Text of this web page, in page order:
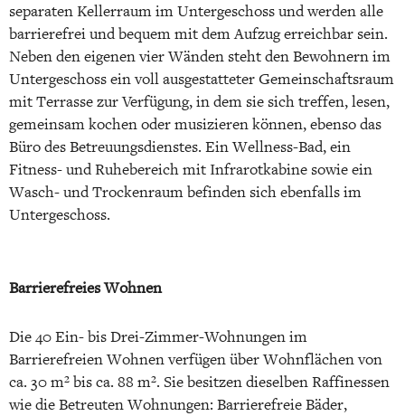
separaten Kellerraum im Untergeschoss und werden alle
barrierefrei und bequem mit dem Aufzug erreichbar sein.
Neben den eigenen vier Wänden steht den Bewohnern im
Untergeschoss ein voll ausgestatteter Gemeinschaftsraum
mit Terrasse zur Verfügung, in dem sie sich treffen, lesen,
gemeinsam kochen oder musizieren können, ebenso das
Büro des Betreuungsdienstes. Ein Wellness-Bad, ein
Fitness- und Ruhebereich mit Infrarotkabine sowie ein
Wasch- und Trockenraum befinden sich ebenfalls im
Untergeschoss.
Barrierefreies Wohnen
Die 40 Ein- bis Drei-Zimmer-Wohnungen im
Barrierefreien Wohnen verfügen über Wohnflächen von
ca. 30 m² bis ca. 88 m². Sie besitzen dieselben Raffinessen
wie die Betreuten Wohnungen: Barrierefreie Bäder,